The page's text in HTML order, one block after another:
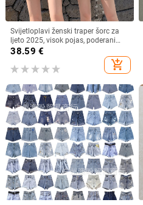
Svijetloplavi ženski traper šorc za
ljeto 2025, visok pojas, poderani
rubovi, A-linija, uski kroj, za sitniju
38.59 €
add_shopping_cart